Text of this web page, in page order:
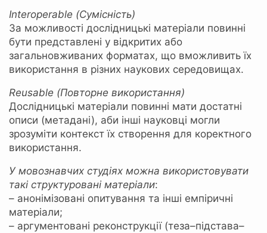
Interoperable (Сумісність)
За можливості дослідницькі матеріали повинні
бути представлені у відкритих або
загальновживаних форматах, що вможливить їх
використання в різних наукових середовищах.
Reusable (Повторне використання)
Дослідницькі матеріали повинні мати достатні
описи (метадані), аби інші науковці могли
зрозуміти контекст їх створення для коректного
використання.
У мовознавчих студіях можна використовувати
такі структуровані матеріали:
– анонімізовані опитування та інші емпіричні
матеріали;
– аргументовані реконструкції (теза–підстава–